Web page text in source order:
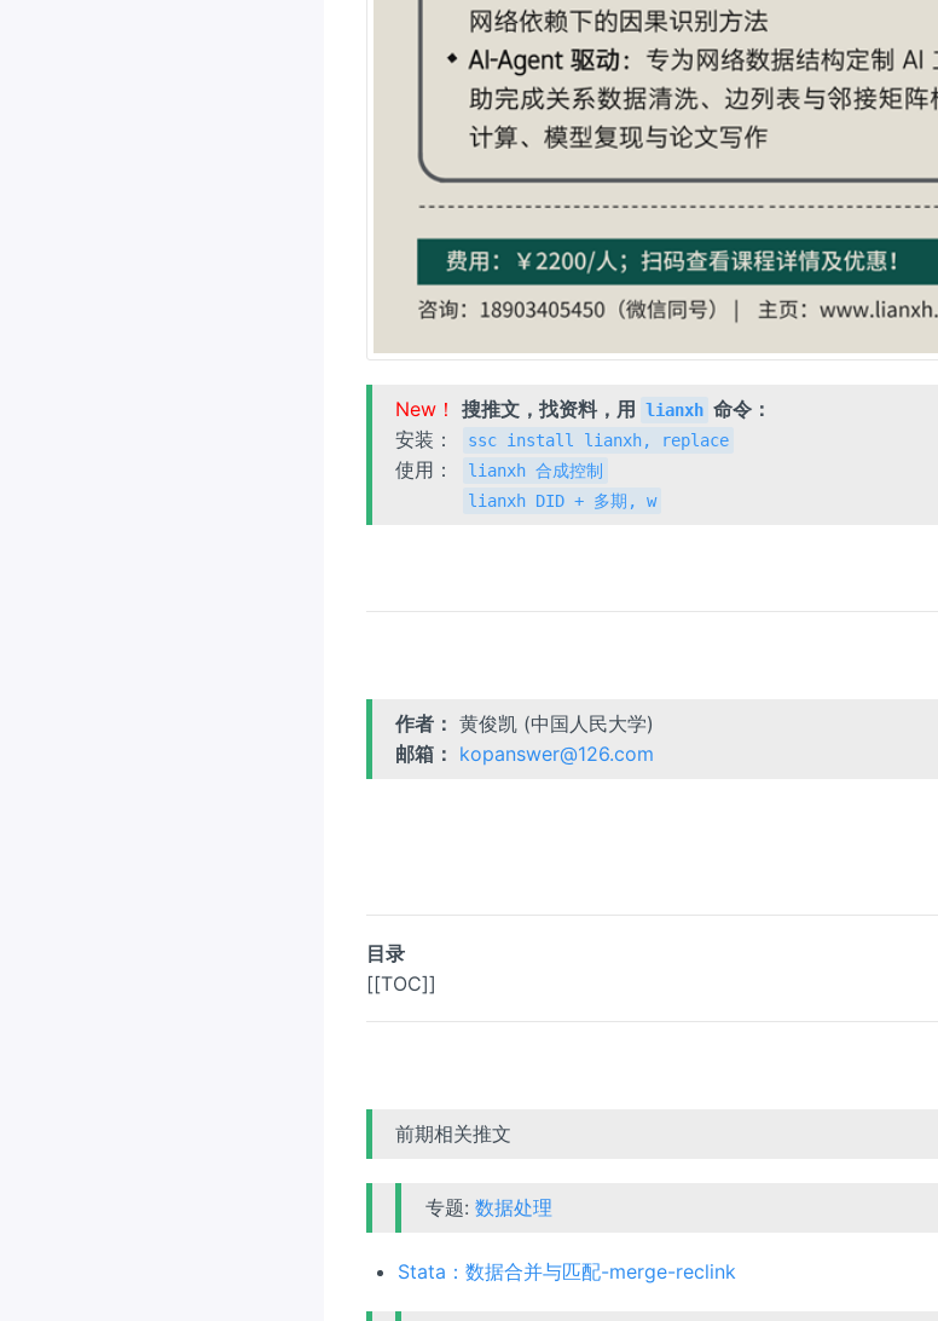
New！ 搜推文，找资料，用 lianxh 命令：
安装：
ssc install lianxh, replace
使用：
lianxh 合成控制
lianxh DID + 多期, w
作者： 黄俊凯 (中国人民大学)
邮箱： kopanswer@126.com
目录
[[TOC]]
前期相关推文
专题: 数据处理
Stata：数据合并与匹配-merge-reclink